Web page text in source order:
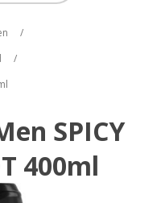
/
/
SPICY
400ml